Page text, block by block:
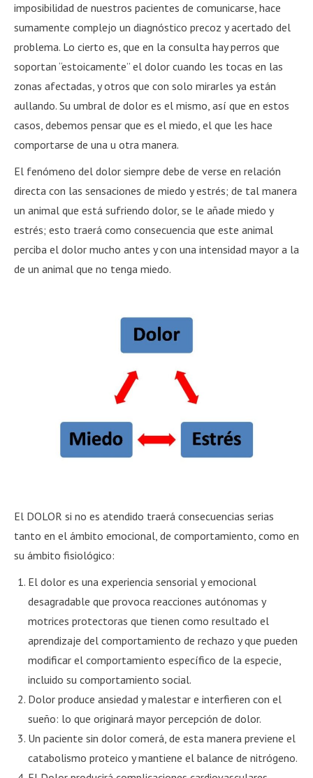
imposibilidad de nuestros pacientes de comunicarse, hace
sumamente complejo un diagnóstico precoz y acertado del
problema. Lo cierto es, que en la consulta hay perros que
soportan “estoicamente” el dolor cuando les tocas en las
zonas afectadas, y otros que con solo mirarles ya están
aullando. Su umbral de dolor es el mismo, así que en estos
casos, debemos pensar que es el miedo, el que les hace
comportarse de una u otra manera.
El fenómeno del dolor siempre debe de verse en relación
directa con las sensaciones de miedo y estrés; de tal manera
un animal que está sufriendo dolor, se le añade miedo y
estrés; esto traerá como consecuencia que este animal
perciba el dolor mucho antes y con una intensidad mayor a la
de un animal que no tenga miedo.
El DOLOR si no es atendido traerá consecuencias serias
tanto en el ámbito emocional, de comportamiento, como en
su ámbito fisiológico:
El dolor es una experiencia sensorial y emocional
desagradable que provoca reacciones autónomas y
motrices protectoras que tienen como resultado el
aprendizaje del comportamiento de rechazo y que pueden
modificar el comportamiento específico de la especie,
incluido su comportamiento social.
Dolor produce ansiedad y malestar e interfieren con el
sueño: lo que originará mayor percepción de dolor.
Un paciente sin dolor comerá, de esta manera previene el
catabolismo proteico y mantiene el balance de nitrógeno.